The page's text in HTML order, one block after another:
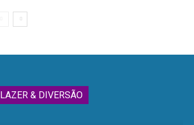
LAZER & DIVERSÃO